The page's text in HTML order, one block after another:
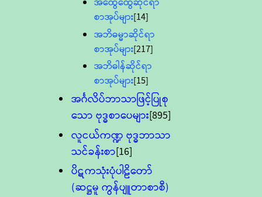
စာအုပ်များ[14]
အဘိဓမ္မာဆိုင်ရာ
စာအုပ်များ[217]
အဘိဓါန်ဆိုင်ရာ
စာအုပ်များ[15]
အင်္ဂလိပ်ဘာသာဖြင့်ပြုစု
သော ဗုဒ္ဓစာပေများ[895]
လူငယ်ကဏ္ဍ ဗုဒ္ဓဘာသာ
သင်ခန်းစာ[16]
ပိဋကသုံးပုံပါဠိတော်
(ဆဋ္ဌမူ ကွန်ပျူတာစာစီ)